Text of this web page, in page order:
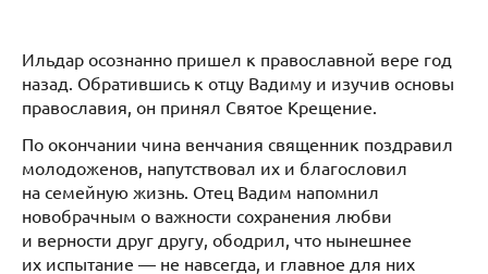
Ильдар осознанно пришел к православной вере год
назад. Обратившись к отцу Вадиму и изучив основы
православия, он принял Святое Крещение.
По окончании чина венчания священник поздравил
молодоженов, напутствовал их и благословил
на семейную жизнь. Отец Вадим напомнил
новобрачным о важности сохранения любви
и верности друг другу, ободрил, что нынешнее
их испытание — не навсегда, и главное для них